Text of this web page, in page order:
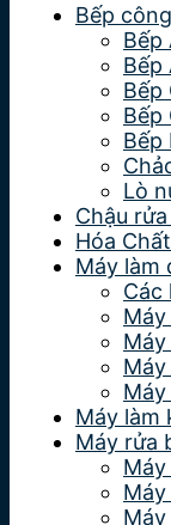
Bếp
Bếp
Bếp
Bếp
Bếp
Bếp
Lò
Chậu
Hóa
Máy làm
Các
Máy
Máy
Máy làm
Máy rửa